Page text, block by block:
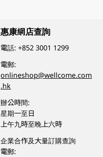
惠康網店查詢
電話:+852 3001 1299
電郵:
onlineshop@wellcome.com
.hk
辦公時間:
星期一至日
上午九時至晚上六時
企業合作及大量訂購查詢
電郵: